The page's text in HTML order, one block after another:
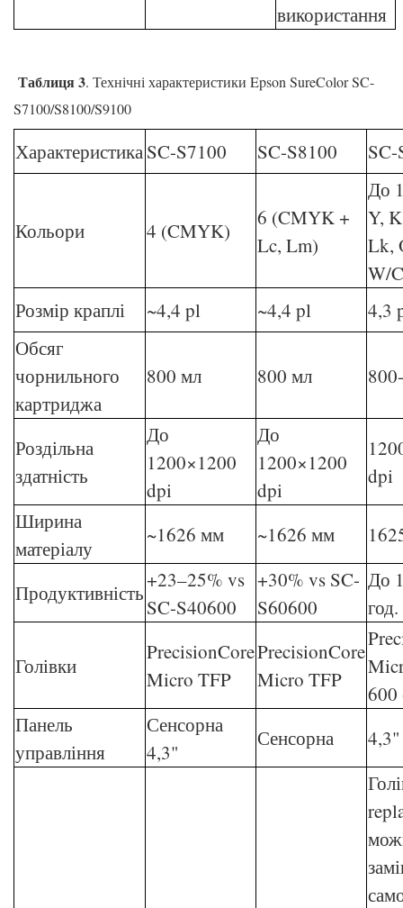
використання
Таблиця 3. Технічні характеристики Epson SureColor SC-
S7100/S8100/S9100
ХарактеристикаSC-S7100 SC-S8100
Кольори 4 (CMYK)
6 (CMYK +
Lc, Lm)
До
Y,
Lk,
W/
Розмір краплі
~4,4 pl ~4,4 pl
4,3
Обсяг
чорнильного
картриджа
800 мл 800 мл
Роздільна
здатність
До
1200×1200
dpi
До
1200×1200
dpi
dpi
Ширина
матеріалу
~1626 мм ~1626 мм
Продуктивність
+23–25% vs
SC-S40600
+30% vs SC-
S60600
До
год.
Голівки
PrecisionCore
Micro TFP
PrecisionCore
Micro TFP
600
Панель
управління
Сенсорна
4,3"
Сенсорна